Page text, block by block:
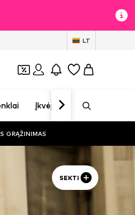
LT
Įkvėpimas
GRĄŽINIMAS
SEKTI